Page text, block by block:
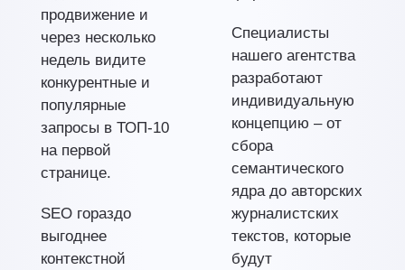
продвижение и
через несколько
недель видите
конкурентные и
популярные
запросы в ТОП-10
на первой
странице.
SEO гораздо
выгоднее
контекстной
Специалисты
нашего агентства
разработают
индивидуальную
концепцию – от
сбора
семантического
ядра до авторских
журналистских
текстов, которые
будут